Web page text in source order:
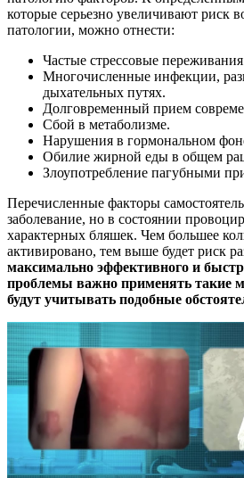
которые серьезно увеличивают риск
патологии, можно отнести:
Частые стрессовые
Многочисленные инфекции,
дыхательных путях.
Долговременный прием
Сбой в метаболизме.
Нарушения в гормональном
Обилие жирной еды в общем
Злоупотребление пагубными
Перечисленные факторы
заболевание, но в состоянии
характерных бляшек. Чем большее
активировано, тем выше будет риск
максимально эффективного и
проблемы важно применять такие
будут учитывать подобные